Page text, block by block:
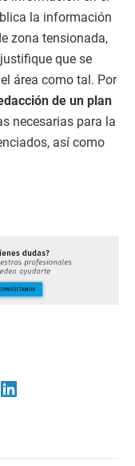
la información
zona tensionada,
que se
área como tal. Por
de un plan
necesarias para la
así como